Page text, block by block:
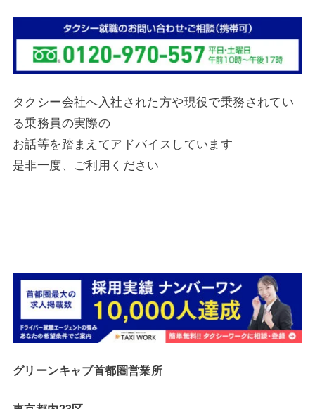
タクシー会社へ入社された方や現役で乗務されてい
る乗務員の実際の
お話等を踏まえてアドバイスしています
是非一度、ご利用ください
グリーンキャブ首都圏営業所